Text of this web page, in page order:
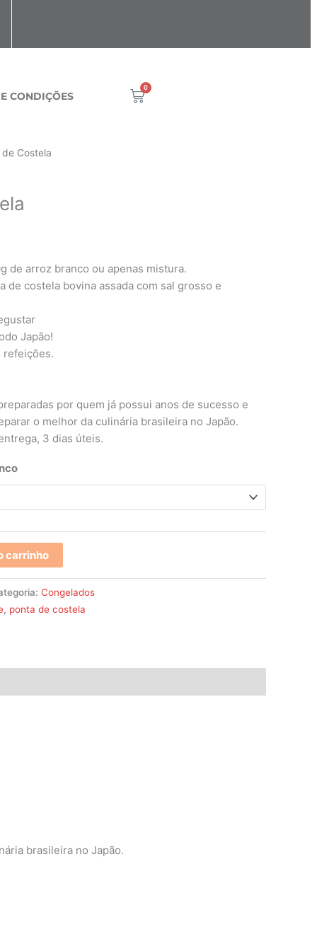
CONDIÇÕES
0
Cart
Costela
de arroz branco ou apenas mistura.
de costela bovina assada com sal grosso e
Japão!
refeições.
por quem já possui anos de sucesso e
o melhor da culinária brasileira no Japão.
3 dias úteis.
carrinho
Congelados
, ponta de costela
brasileira no Japão.